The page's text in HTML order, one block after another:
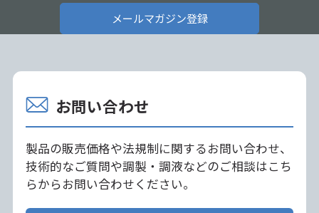
メールマガジン登録
お問い合わせ
製品の販売価格や法規制に関するお問い合わせ、
技術的なご質問や調製・調液などのご相談はこち
らからお問い合わせください。